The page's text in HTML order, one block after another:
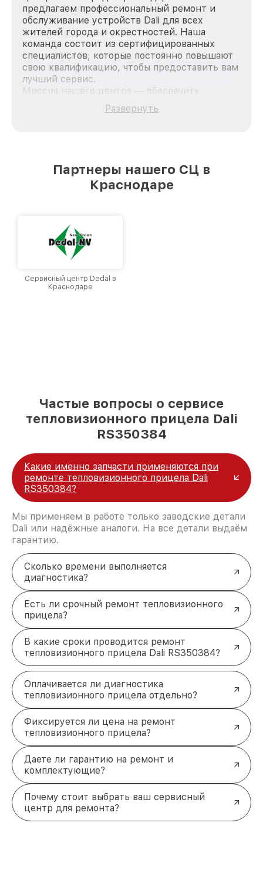
предлагаем профессиональный ремонт и
обслуживание устройств Dali для всех
жителей города и окрестностей. Наша
команда состоит из сертифицированных
специалистов, которые постоянно повышают
свою квалификацию, чтобы предоставить вам
лучший сервис.
Миссия нашего центра — обеспечить
качественный и доступный ремонт для
каждого пользователя продукции Dali, вне
лучшим сервисным центром Dali в городе
Краснодаре, постоянно повышая уровень
Развернуть
Партнеры нашего СЦ в
Краснодаре
Сервисный центр Dedal в
Краснодаре
Частые вопросы о сервисе
тепловизионного прицела Dali
RS350384
Какие именно запчасти применяются при
ремонте тепловизионного прицела Dali
RS350384?
Мы применяем в работе только заводские детали
Dali или надёжные аналоги. На все детали выдаём
гарантию.
Сколько времени выполняется
диагностика?
Есть ли срочный ремонт тепловизионного
прицела?
В какие сроки проводится ремонт
тепловизионного прицела Dali RS350384?
Оплачивается ли диагностика
тепловизионного прицела отдельно?
Фиксируется ли цена на ремонт
тепловизионного прицела?
Даете ли гарантию на ремонт и
комплектующие?
Почему стоит выбрать ваш сервисный
центр для ремонта?